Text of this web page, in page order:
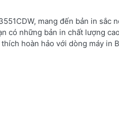
mang đến bản in sắc
có những bản in chất lượng
hoàn hảo với dòng máy in